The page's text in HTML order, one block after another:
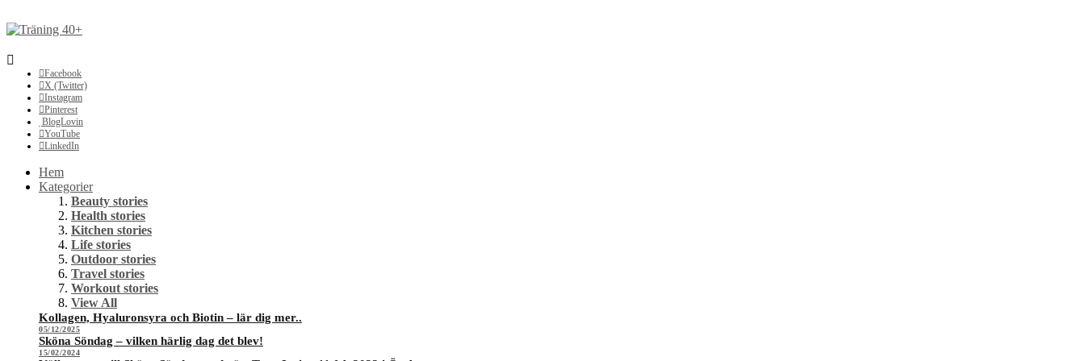
Facebook
X (Twitter)
Instagram
Pinterest
BlogLovin
YouTube
LinkedIn
Hem
Kategorier
Beauty stories
Health stories
Kitchen stories
Life stories
Outdoor stories
Travel stories
Workout stories
View All
Kollagen, Hyaluronsyra och Biotin – lär dig mer..
05/12/2025
Sköna Söndag – vilken härlig dag det blev!
15/02/2024